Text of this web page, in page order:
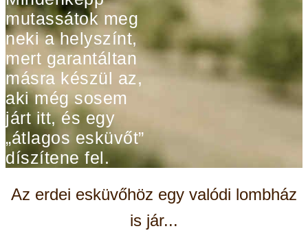
mutassátok meg
neki a helyszínt,
mert garantáltan
másra készül az,
aki még sosem
járt itt, és egy
„átlagos esküvőt”
díszítene fel.
Az erdei esküvőhöz egy valódi lombház
is jár...